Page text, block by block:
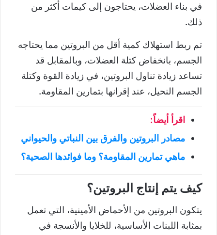
في بناء العضلات، يحتاجون إلى كيمات أكثر من
ذلك.
تم ربط استهلاك كمية أقل من البروتين مما يحتاجه
الجسم، بانخفاض كتلة العضلات، وبالمقابل قد
تساعد زيادة تناول البروتين، في زيادة القوة وكتلة
الجسم النحيل، عند إقرانها بتمارين المقاومة.
اقرأ أيضاً:
مصادر البروتين والفرق بين النباتي والحيواني
ماهي تمارين المقاومة؟ وما فوائدها الصحية؟
كيف يتم إنتاج البروتين؟
يتكون البروتين من الأحماض الأمينية، التي تعمل
بمثابة اللبنات الأساسية، للخلايا والأنسجة في